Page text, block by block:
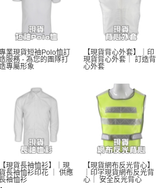
業現貨短袖Polo恤訂
服務 - 為您的團隊打
專屬形象
【現貨背心外套】｜印
現貨背心外套｜ 訂造背
心外套
【現貨長袖恤衫】｜現
長袖恤衫印花 ｜ 供應
袖恤衫
【現貨網布反光背心】
｜印字現貨網布反光背
心｜ 安全反光背心